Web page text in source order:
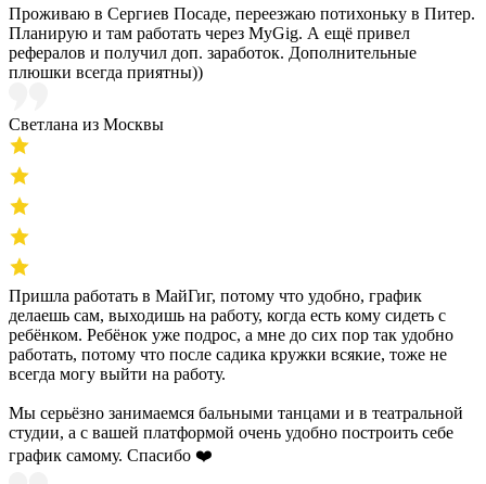
Проживаю в Сергиев Посаде, переезжаю потихоньку в Питер.
Планирую и там работать через MyGig. А ещё привел
рефералов и получил доп. заработок. Дополнительные
плюшки всегда приятны))
Светлана из Москвы
Пришла работать в МайГиг, потому что удобно, график
делаешь сам, выходишь на работу, когда есть кому сидеть с
ребёнком. Ребёнок уже подрос, а мне до сих пор так удобно
работать, потому что после садика кружки всякие, тоже не
всегда могу выйти на работу.
Мы серьёзно занимаемся бальными танцами и в театральной
студии, а с вашей платформой очень удобно построить себе
график самому. Спасибо ❤️